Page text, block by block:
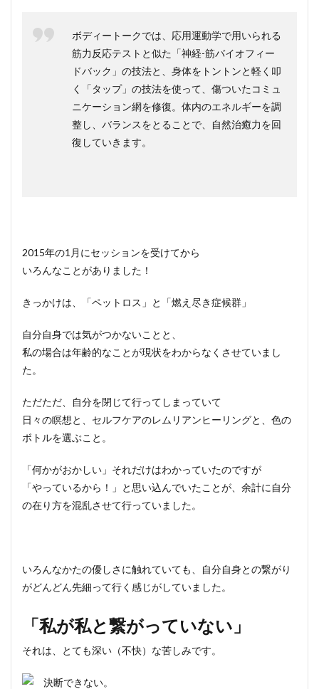
ボディートークでは、応用運動学で用いられる
筋力反応テストと似た「神経-筋バイオフィー
ドバック」の技法と、身体をトントンと軽く叩
く「タップ」の技法を使って、傷ついたコミュ
ニケーション網を修復。体内のエネルギーを調
整し、バランスをとることで、自然治癒力を回
復していきます。
2015年の1月にセッションを受けてから
いろんなことがありました！
きっかけは、「ペットロス」と「燃え尽き症候群」
自分自身では気がつかないことと、
私の場合は年齢的なことが現状をわからなくさせていまし
た。
ただただ、自分を閉じて行ってしまっていて
日々の瞑想と、セルフケアのレムリアンヒーリングと、色の
ボトルを選ぶこと。
「何かがおかしい」それだけはわかっていたのですが
「やっているから！」と思い込んでいたことが、余計に自分
の在り方を混乱させて行っていました。
いろんなかたの優しさに触れていても、自分自身との繋がり
がどんどん先細って行く感じがしていました。
「私が私と繋がっていない」
それは、とても深い（不快）な苦しみです。
決断できない。